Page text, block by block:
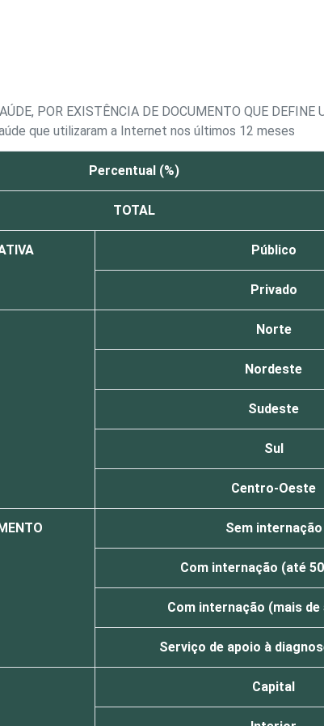
POR EXISTÊNCIA DE DOCUMENTO QUE
que utilizaram a Internet nos últimos 12 meses
Percentual (%)
TOTAL
Público
Privado
Norte
Nordeste
Sudeste
Sul
Centro-Oeste
Sem internação
Com internação (até
Com internação (mais
Serviço de apoio à
Capital